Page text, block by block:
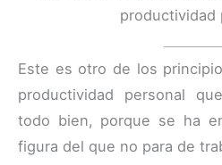
productividad
Este es otro de los
productividad personal
todo bien, porque se ha
figura del que no para de